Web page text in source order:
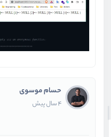
حسام موسوی
4 سال پیش